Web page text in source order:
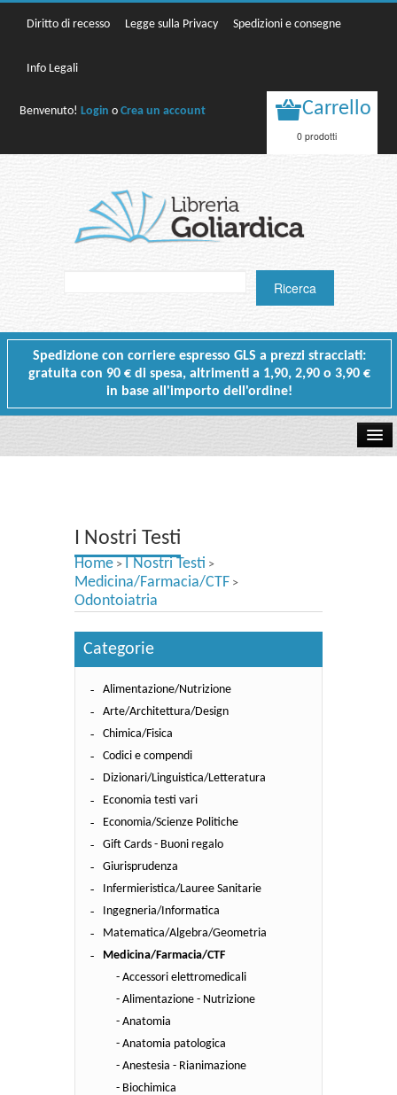
Diritto di recesso Legge sulla Privacy Spedizioni e consegne
Info Legali
Benvenuto!Login oCrea un account Carrello
0 prodotti
Spedizione con corriere espresso GLS a prezzi stracciati:
gratuita con 90 € di spesa, altrimenti a 1,90, 2,90 o 3,90 €
in base all'importo dell'ordine!
Testi scolastici
Carta Cultura e Carta del Merito - Carta Docente
I nostri servizi
I Nostri Testi
Home > I Nostri Testi >
Medicina/Farmacia/CTF >
Odontoiatria
Categorie
Alimentazione/Nutrizione
Arte/Architettura/Design
Chimica/Fisica
Codici e compendi
Dizionari/Linguistica/Letteratura
Economia testi vari
Economia/Scienze Politiche
Gift Cards - Buoni regalo
Giurisprudenza
Infermieristica/Lauree Sanitarie
Ingegneria/Informatica
Matematica/Algebra/Geometria
Medicina/Farmacia/CTF
- Accessori elettromedicali
- Alimentazione - Nutrizione
- Anatomia
- Anatomia patologica
- Anestesia - Rianimazione
- Biochimica